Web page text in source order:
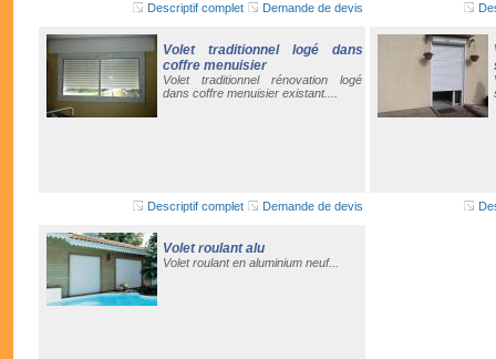
Descriptif complet Demande de devis
Volet traditionnel logé dans
coffre menuisier
Volet traditionnel rénovation logé
dans coffre menuisier existant....
Descriptif complet Demande de devis
Volet roulant alu
Volet roulant en aluminium neuf...